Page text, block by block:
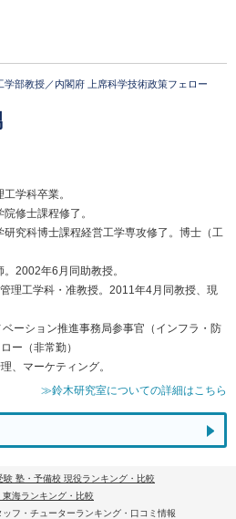
学部教授／内閣府 上席科学技術政策フェロー
学科卒業。
修士課程修了。
究科博士課程経営工学専攻修了。博士（工
2002年6月同助教授。
理工学科・准教授。2011年4月同教授、現
ーション推進事務局参事官（インフラ・防
ー（非常勤）
、マーケティング。
≫鈴木研究室についての詳細はこちら
験 塾・予備校 現役ランキング・比較
海ランキング・比較
フ・チューターランキング・口コミ情報